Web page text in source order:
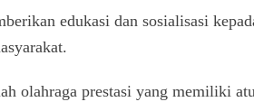
edukasi dan sosialisasi
olahraga prestasi yang memiliki